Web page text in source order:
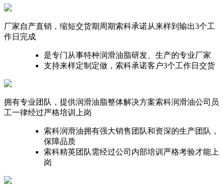
厂家自产直销，缩短交货期周期索科承诺从来样到输出3个工
作日完成
是专门从事特种润滑油脂研发、生产的专业厂家
支持来样定制定做，索科承诺客户3个工作日交货
拥有专业团队，提供润滑油脂整体解决方案索科润滑油公司员
工一律经过严格培训上岗
索科润滑油拥有强大销售团队和资深的生产团队，
保障品质
索科精英团队需经过公司内部培训严格考验才能上
岗